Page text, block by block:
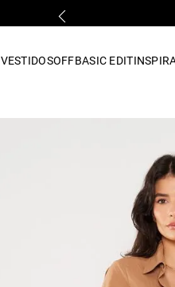
VESTIDOSOFFBASIC EDIT